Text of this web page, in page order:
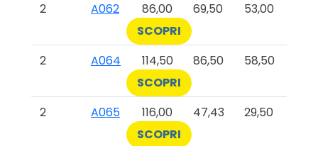
2
A062 86,00 69,50
53,00
SCOPRI
2
A064 114,50 86,50
58,50
SCOPRI
2
A065 116,00 47,43
29,50
SCOPRI